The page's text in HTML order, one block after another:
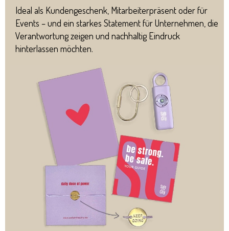
Ideal als Kundengeschenk, Mitarbeiterpräsent oder für
Events – und ein starkes Statement für Unternehmen, die
Verantwortung zeigen und nachhaltig Eindruck
hinterlassen möchten.